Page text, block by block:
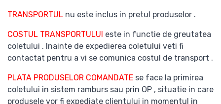
TRANSPORTUL nu este inclus in pretul produselor .
COSTUL TRANSPORTULUI este in functie de greutatea
coletului . Inainte de expedierea coletului veti fi
contactat pentru a vi se comunica costul de transport .
PLATA PRODUSELOR COMANDATE se face la primirea
coletului in sistem ramburs sau prin OP , situatie in care
produsele vor fi expediate clientului in momentul in